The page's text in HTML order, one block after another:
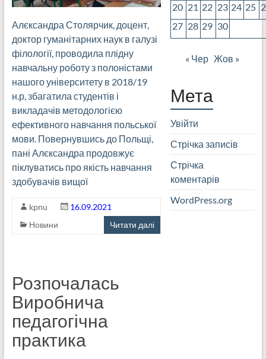
Алєксандра Столярчик, доцент,
доктор гуманітарних наук в галузі
філології, проводила плідну
навчальну роботу з полоністами
нашого університету в 2018/19
н.р, збагатила студентів і
викладачів методологією
ефективного навчання польської
мови. Повернувшись до Польщі,
пані Алєксандра продовжує
піклуватись про якість навчання
здобувачів вищої
kpnu
16.09.2021
Новини
Читати далі
Розпочалась
Виробнича
педагогічна
практика
20 21 22 23 24 25
27 28 29 30
« Чер Жов »
Мета
Увійти
Стрічка записів
Стрічка
коментарів
WordPress.org